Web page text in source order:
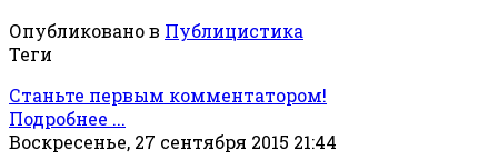
Опубликовано в Публицистика
Теги
Станьте первым комментатором!
Подробнее ...
Воскресенье, 27 сентября 2015 21:44